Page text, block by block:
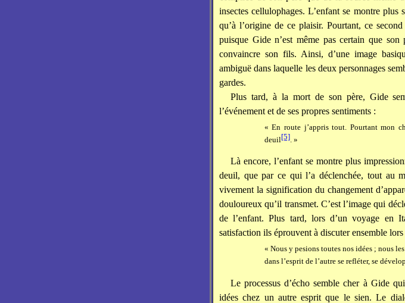
insectes cellulophages. L’enfant se montre
qu’à l’origine de ce plaisir. Pourtant, ce
puisque Gide n’est même pas certain que son
convaincre son fils. Ainsi, d’une image
ambiguë dans laquelle les deux personnages
gardes.
Plus tard, à la mort de son père, Gide
l’événement et de ses propres sentiments :
« En route j’appris tout. Pourtant mon
deuil[5]. »
Là encore, l’enfant se montre plus
deuil, que par ce qui l’a déclenchée, tout au
vivement la signification du changement
douloureux qu’il transmet. C’est l’image qui
de l’enfant. Plus tard, lors d’un voyage en
satisfaction ils éprouvent à discuter ensemble lors
« Nous y pesions toutes nos idées ; nous
dans l’esprit de l’autre se refléter, se
Le processus d’écho semble cher à Gide
idées chez un autre esprit que le sien. Le